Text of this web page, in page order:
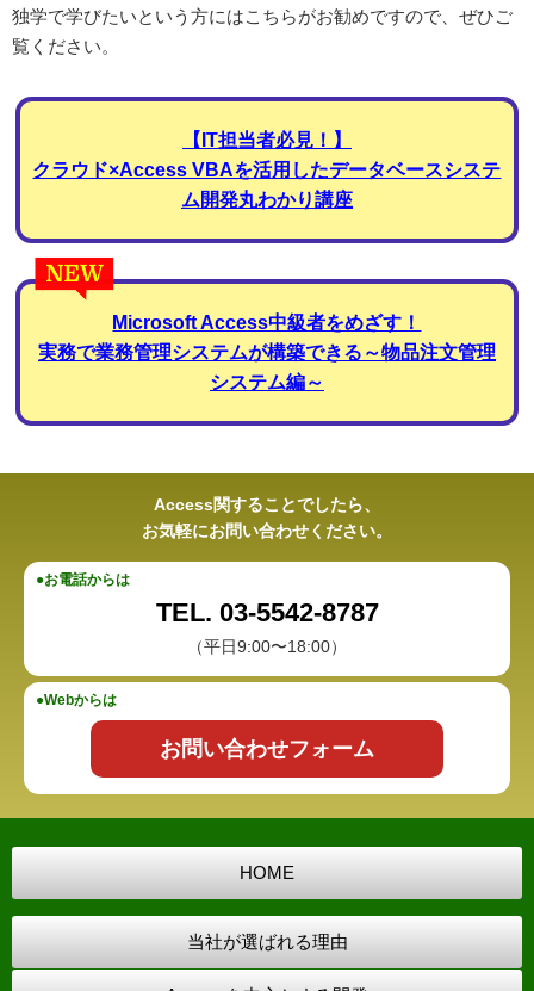
独学で学びたいという方にはこちらがお勧めですので、ぜひご
覧ください。
【IT担当者必見！】
クラウド×Access VBAを活用したデータベースシステ
ム開発丸わかり講座
Microsoft Access中級者をめざす！
実務で業務管理システムが構築できる～物品注文管理
システム編～
Access関することでしたら、
お気軽にお問い合わせください。
●お電話からは
TEL. 03-5542-8787
（平日9:00〜18:00）
●Webからは
お問い合わせフォーム
HOME
当社が選ばれる理由